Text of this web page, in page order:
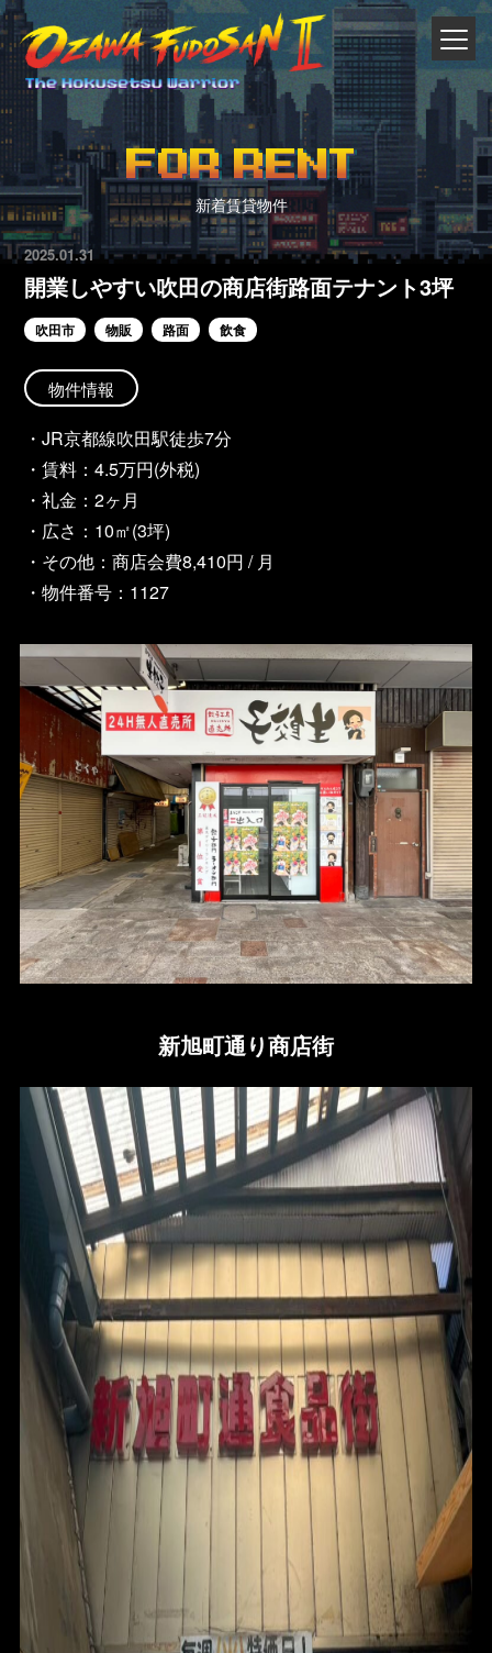
FOR RENT
新着賃貸物件
2025.01.31
開業しやすい吹田の商店街路面テナント3坪
吹田市 物販 路面 飲食
物件情報
・JR京都線吹田駅徒歩7分
・賃料：4.5万円(外税)
・礼金：2ヶ月
・広さ：10㎡(3坪)
・その他：商店会費8,410円 / 月
・物件番号：1127
新旭町通り商店街